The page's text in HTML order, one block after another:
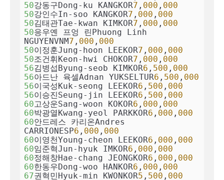
50강동구Dong-ku KANGKOR7 , 000 , 000
50강인수In-soo KANGKOR7 , 000 , 000
50김태관Tae-kwan KIMKOR7 , 000 , 000
50응우옌 프엉 린Phuong Linh
NGUYENVNM7 , 000 , 000
50이정훈Jung-hoon LEEKOR7 , 000 , 000
50조건휘Keon-hwi CHOKOR7 , 000 , 000
56김병섭Byung-seob KIMKOR6 , 500 , 000
56아드난 육셀Adnan YUKSELTUR6 , 500 , 000
56이국성Kuk-seong LEEKOR6 , 500 , 000
56이승진Seung-jin LEEKOR6 , 500 , 000
60고상운Sang-woon KOKOR6 , 000 , 000
60박광열Kwang-yeol PARKKOR6 , 000 , 000
60안드레스 카리온Andres
CARRIONESP6 , 000 , 000
60이영천Young-cheon LEEKOR6 , 000 , 000
60임준혁Jun-hyuk IMKOR6 , 000 , 000
60정해창Hae-chang JEONGKOR6 , 000 , 000
60한동우Dong-woo HANKOR6 , 000 , 000
67권혁민Hyuk-min KWONKOR5 , 500 , 000